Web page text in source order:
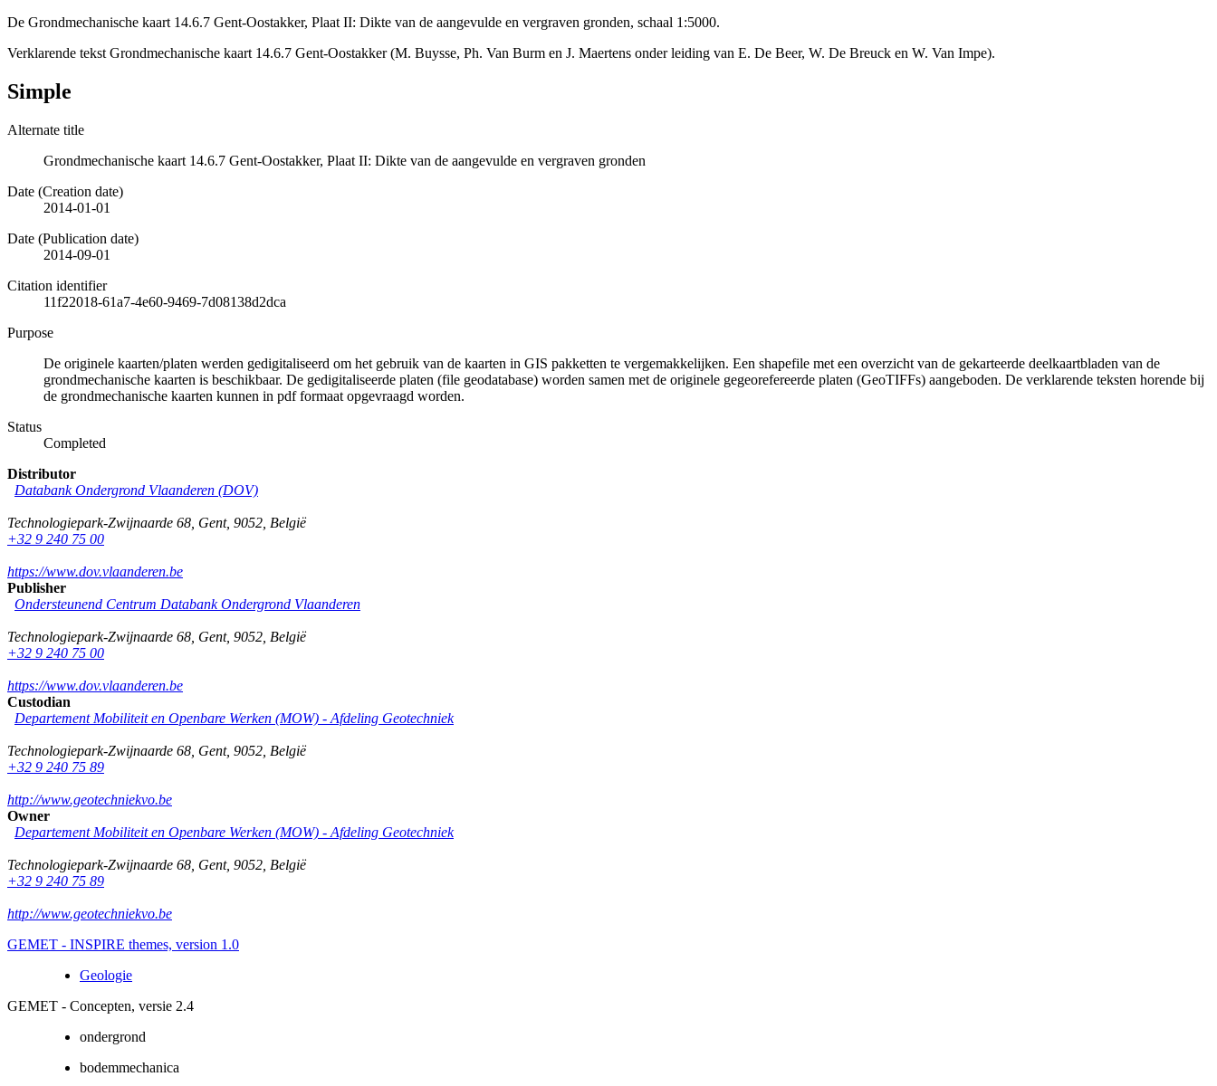
De Grondmechanische kaart 14.6.7 Gent-Oostakker, Plaat II: Dikte van de aangevulde en vergraven gronden, schaal 1:5000.
Verklarende tekst Grondmechanische kaart 14.6.7 Gent-Oostakker (M. Buysse, Ph. Van Burm en J. Maertens onder leiding van E. De Beer, W. De Breuck en W. Van Impe).
Simple
Alternate title
Grondmechanische kaart 14.6.7 Gent-Oostakker, Plaat II: Dikte van de aangevulde en vergraven gronden
Date (Creation date)
2014-01-01
Date (Publication date)
2014-09-01
Citation identifier
11f22018-61a7-4e60-9469-7d08138d2dca
Purpose
De originele kaarten/platen werden gedigitaliseerd om het gebruik van de kaarten in GIS pakketten te vergemakkelijken. Een shapefile met een overzicht van de gekarteerde deelkaartbladen van de
grondmechanische kaarten is beschikbaar. De gedigitaliseerde platen (file geodatabase) worden samen met de originele gegeorefereerde platen (GeoTIFFs) aangeboden. De verklarende teksten horende bij
de grondmechanische kaarten kunnen in pdf formaat opgevraagd worden.
Status
Completed
Distributor
Databank Ondergrond Vlaanderen (DOV)
Technologiepark-Zwijnaarde 68 Gent, 9052 België
+32 9 240 75 00
https://www.dov.vlaanderen.be
Publisher
Ondersteunend Centrum Databank Ondergrond Vlaanderen
Technologiepark-Zwijnaarde 68 Gent, 9052 België
+32 9 240 75 00
https://www.dov.vlaanderen.be
Custodian
Departement Mobiliteit en Openbare Werken (MOW) - Afdeling Geotechniek
Technologiepark-Zwijnaarde 68 Gent, 9052 België
+32 9 240 75 89
http://www.geotechniekvo.be
Owner
Departement Mobiliteit en Openbare Werken (MOW) - Afdeling Geotechniek
Technologiepark-Zwijnaarde 68 Gent, 9052 België
+32 9 240 75 89
http://www.geotechniekvo.be
GEMET - INSPIRE themes, version 1.0
Geologie
GEMET - Concepten, versie 2.4
ondergrond
bodemmechanica